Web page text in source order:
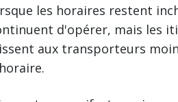
les horaires restent
d'opérer, mais les
aux transporteurs